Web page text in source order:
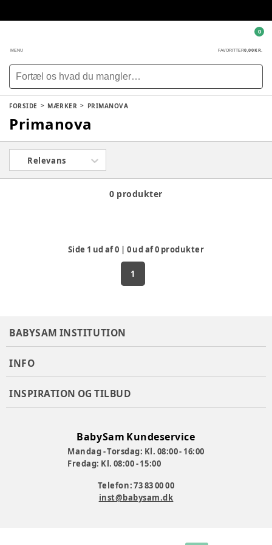
MENU FAVORITTER0,00 KR.
0
FORSIDE MÆRKER PRIMANOVA
Primanova
Relevans
0 produkter
Side 1 ud af0 0ud af0 produkter
1
BABYSAM INSTITUTION
INFO
INSPIRATION OG TILBUD
BabySam Kundeservice
Mandag - Torsdag: Kl. 08:00 - 16:00
Fredag: Kl. 08:00 - 15:00
Telefon: 73 83 00 00
inst@babysam.dk